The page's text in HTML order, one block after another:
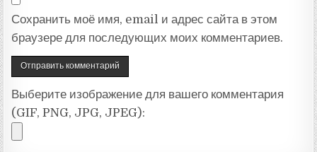
Сохранить моё имя, email и адрес сайта в этом
браузере для последующих моих комментариев.
Выберите изображение для вашего комментария
(GIF, PNG, JPG, JPEG):